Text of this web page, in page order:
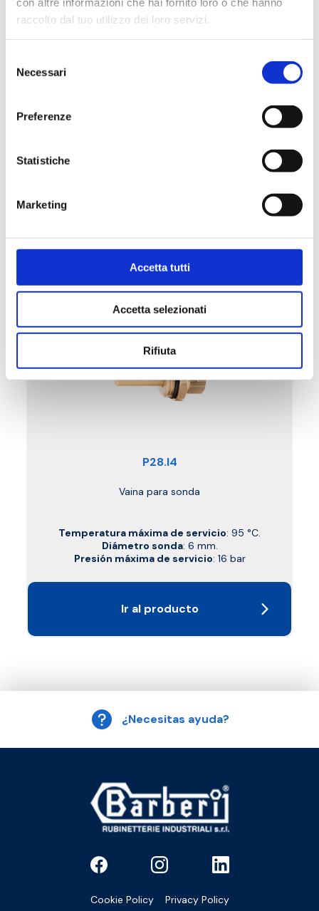
raccolto dal tuo utilizzo dei loro servizi.
delNecessari
Preferenze
Statistiche
Marketing
Accetta tutti
Accetta selezionati
Rifiuta
P28.I4
Vaina para sonda
Temperatura máxima de servicio: 95 °C.
Diámetro sonda: 6 mm.
Presión máxima de servicio: 16 bar
Ir al producto
¿Necesitas ayuda?
Cookie Policy Privacy Policy